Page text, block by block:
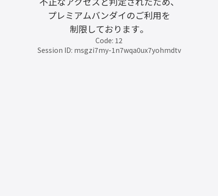
プレミアムバンダイのご利用を
制限しております。
Code: 12
Session ID: msgzi7my-1n7wqa0ux7yohmdtv